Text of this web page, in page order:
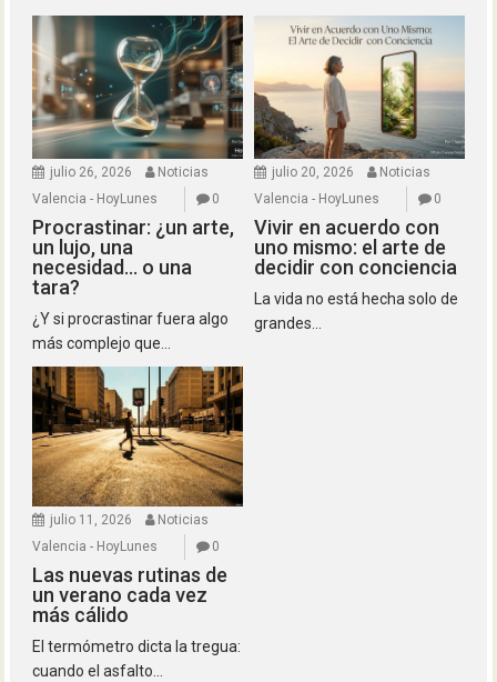
julio 26, 2026
Noticias
Valencia - HoyLunes
0
Procrastinar: ¿un arte,
un lujo, una
necesidad… o una
tara?
¿Y si procrastinar fuera algo
más complejo que...
julio 20, 2026
Noticias
Valencia - HoyLunes
0
Vivir en acuerdo con
uno mismo: el arte de
decidir con conciencia
La vida no está hecha solo de
grandes...
julio 11, 2026
Noticias
Valencia - HoyLunes
0
Las nuevas rutinas de
un verano cada vez
más cálido
El termómetro dicta la tregua:
cuando el asfalto...